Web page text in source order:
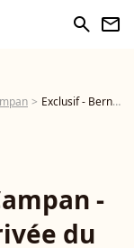
search newsletter
Exclusif - Bernard Campan - Avant-première privée du film "La boule noire" au cinéma Gaumont Aquaboulevard à Paris, le 26 janvier 2015. - Photo
-
du